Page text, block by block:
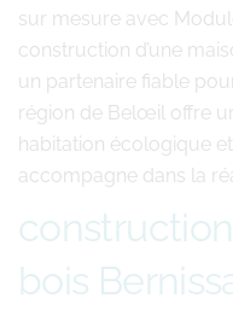
sur mesure avec
construction d’une
un partenaire fiable
région de Belœil offre
habitation écologique
accompagne dans la
bois